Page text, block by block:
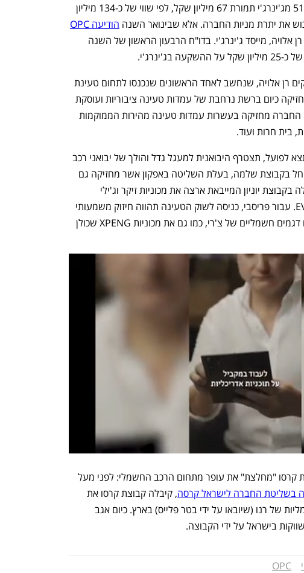
את יתרת מניות החברה. אלא שבינואר השנה הודיעה OPC
בית חרות ועוד.
בשליטת החברה לישראל קרסה
בישראל על ידי הקבוצה.
OPC